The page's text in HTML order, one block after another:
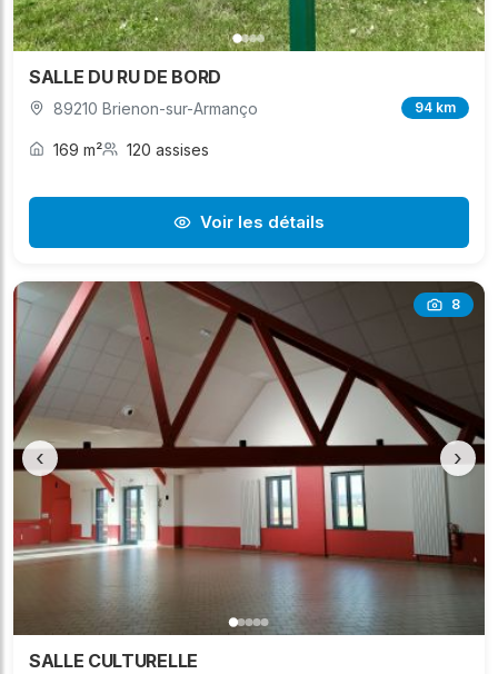
SALLE DU RU DE BORD
89210 Brienon-sur-Armanço 94 km
169 m² 120 assises
Voir les détails
8
‹ ›
SALLE CULTURELLE